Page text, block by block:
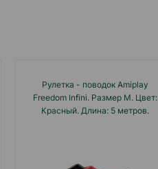
Рулетка - поводок Amiplay
Freedom Infini. Размер M. Цвет:
Красный. Длина: 5 метров.